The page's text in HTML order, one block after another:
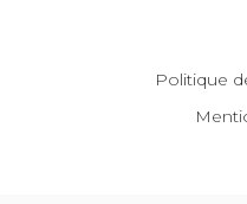
Politique